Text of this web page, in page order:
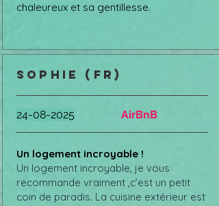
chaleureux et sa gentillesse.
sophie (FR)
24-08-2025 AirBnB
Un logement incroyable !
Un logement incroyable, je vous
recommande vraiment ,c’est un petit
coin de paradis. La cuisine extérieur est